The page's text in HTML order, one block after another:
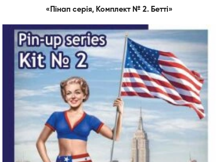
«Пінап серія, Комплект № 2. Бетті»